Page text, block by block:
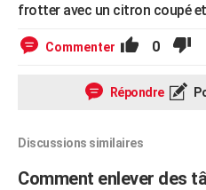
frotter avec un citron coupé
Commenter 0
Répondre
Discussions similaires
Comment enlever des